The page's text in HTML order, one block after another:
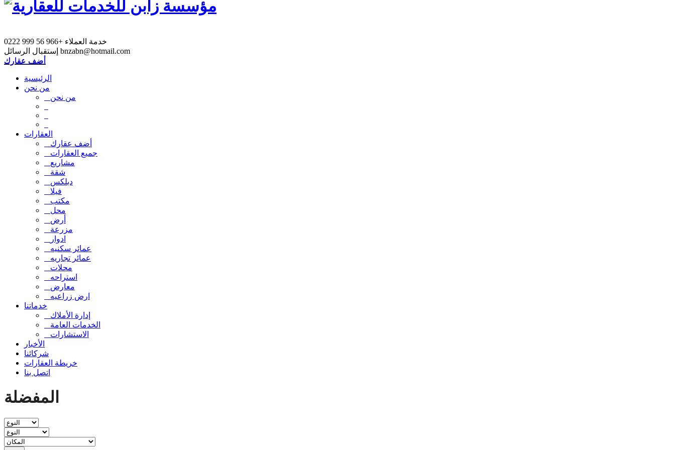
خدمة العملاء +966 56 999 0222
bnzabn@hotmail.com
أضف عقارك
الرئيسية
من نحن
من نحن
العقارات
أضف عقارك
جميع العقارات
مشاريع
شقة
دبلكس
فيلا
مكتب
محل
أرض
مزرعة
ادوار
عمائر سكنيه
عمائر تجاريه
محلات
استراحه
معارض
ارض زراعيه
خدماتنا
إدارة الأملاك
الخدمات العامة
الاستشارات
الأخبار
شركائنا
خريطة العقارات
اتصل بنا
المفضلة